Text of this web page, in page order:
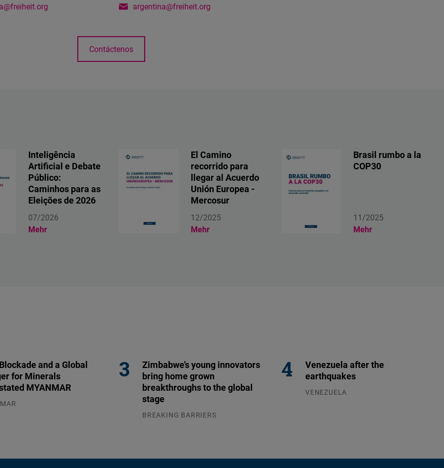
argentina@freiheit.org
Contáctenos
Inteligência
Artificial e Debate
Público:
Caminhos para as
Eleições de 2026
07/2026
Mehr
El Camino
recorrido para
llegar al Acuerdo
Unión Europea -
Mercosur
12/2025
Mehr
Brasil rumbo a la
COP30
11/2025
Mehr
and a Global
for Minerals
MYANMAR
Zimbabwe’s young innovators
bring home grown
breakthroughs to the global
stage
BREAKING BARRIERS
Venezuela after the
earthquakes
VENEZUELA